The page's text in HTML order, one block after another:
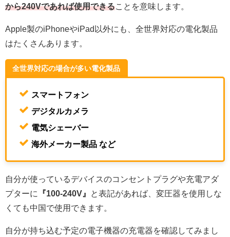
から240Vであれば使用できる ことを意味します。
Apple製のiPhoneやiPad以外にも、全世界対応の電化製品
はたくさんあります。
全世界対応の場合が多い電化製品
スマートフォン
デジタルカメラ
電気シェーバー
海外メーカー製品 など
自分が使っているデバイスのコンセントプラグや充電アダ
プターに
『100-240V』 と表記があれば、 変圧器を使用しな
くても中国で使用できます。
自分が持ち込む予定の電子機器の充電器を確認してみまし